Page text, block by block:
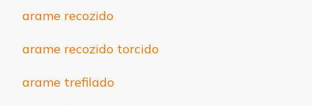
arame recozido
arame recozido torcido
arame trefilado